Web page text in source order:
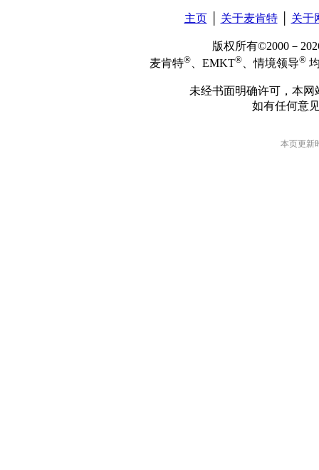
主页│ 关于麦肯特│ 关于
版权所有©2000－
麦肯特® 、EMKT® 、情境领导®
未经书面明确许可，本
如有任何意
本页更新